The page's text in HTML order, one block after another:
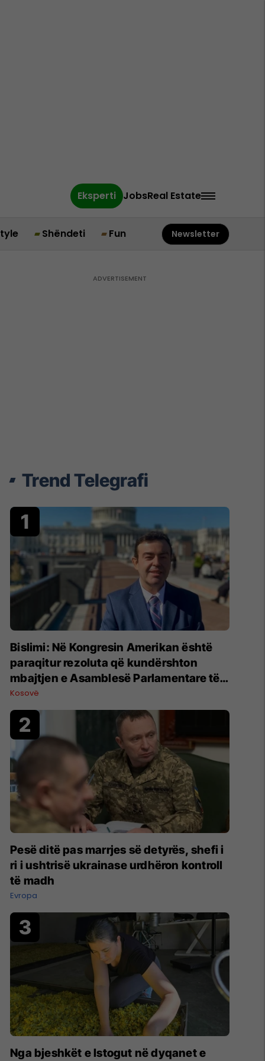
Eksperti JobsReal Estate
Shëndeti Fun Newsletter
Trend Telegrafi
Bislimi: Në Kongresin Amerikan është
paraqitur rezoluta që kundërshton
mbajtjen e Asamblesë Parlamentare të
OSBE-së në Beograd
Kosovë
Pesë ditë pas marrjes së detyrës, shefi i
ri i ushtrisë ukrainase urdhëron kontroll
të madh
Evropa
Nga bjeshkët e Istogut në dyqanet e